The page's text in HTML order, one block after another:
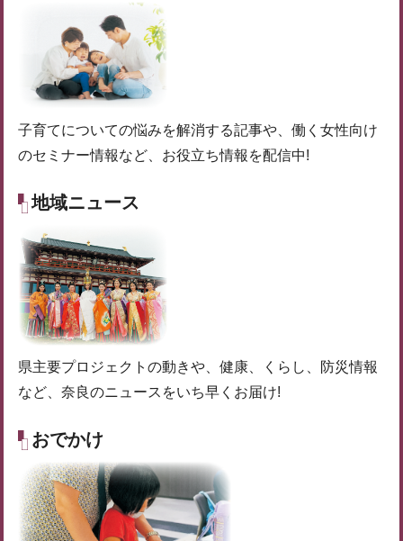
子育てについての悩みを解消する記事や、働く女性向け
のセミナー情報など、お役立ち情報を配信中!
地域ニュース
県主要プロジェクトの動きや、健康、くらし、防災情報
など、奈良のニュースをいち早くお届け!
おでかけ